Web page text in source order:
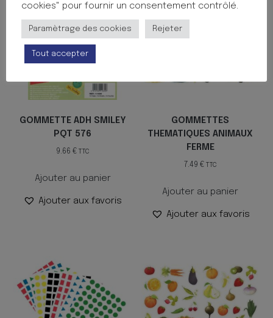
GOMMETTE ADH SMILEY
PQT 576
9.66 € TTC
Ajouter au panier
Ajouter aux favoris
GOMMETTES
THEMATIQUES ANIMAUX
FERME
7.49 € TTC
Ajouter au panier
Ajouter aux favoris
cookies" pour fournir un consentement contrôlé.
Paramètrage des cookies Rejeter
Tout accepter